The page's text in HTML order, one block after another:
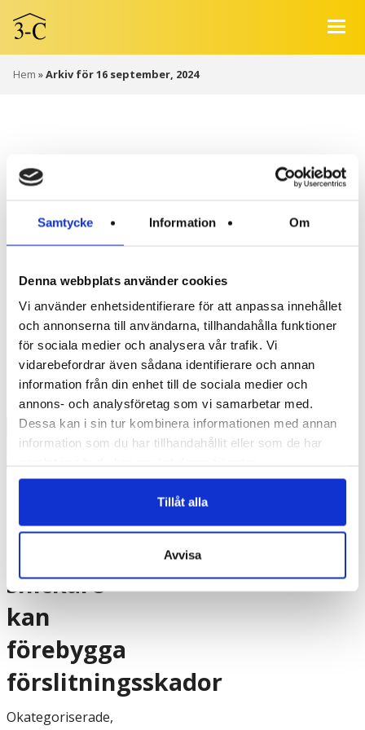
Samtycke Information Om
Denna webbplats använder cookies
Vi använder enhetsidentifierare för att anpassa innehållet
och annonserna till användarna, tillhandahålla funktioner
för sociala medier och analysera vår trafik. Vi
vidarebefordrar även sådana identifierare och annan
information från din enhet till de sociala medier och
annons- och analysföretag som vi samarbetar med.
Dessa kan i sin tur kombinera informationen med annan
information som du har tillhandahållit eller som de har
Tillåt alla
Avvisa
Hem »Arkiv för 16 september, 2024
ARKIV: DAGLIGT
ARKIV:MÅNDAG,
2024
6 tips
hur du
snickare
kan
förebygga
förslitningsskador
Okategoriserade,